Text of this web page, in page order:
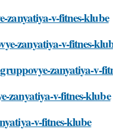
zanyatiya-v-fitnes-klube
zanyatiya-v-fitnes-
zanyatiya-v-
zanyatiya-v-fitnes-klube
v-fitnes-klube